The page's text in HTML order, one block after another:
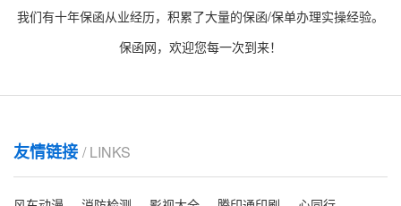
我们有十年保函从业经历，积累了大量的保函/保单办理实操经验。
保函网，欢迎您每一次到来！
友情链接 / LINKS